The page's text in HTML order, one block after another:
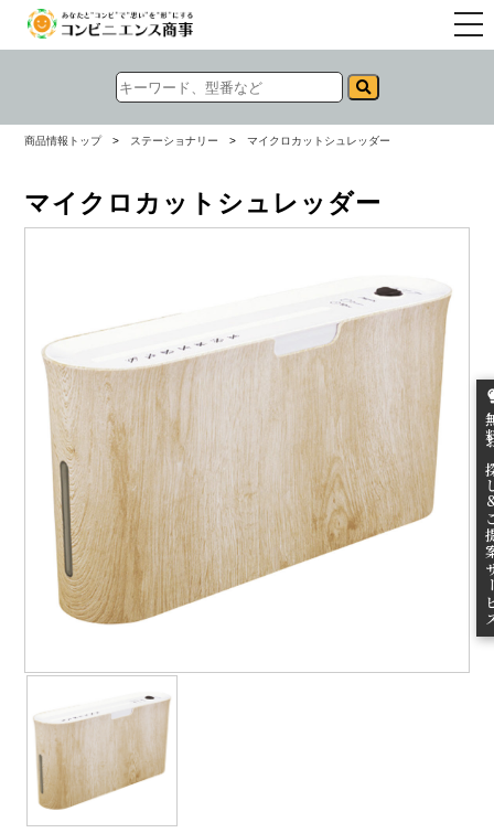
無
ご
商品情報トップ > ステーショナリー > マイクロカットシュレッダー
マイクロカットシュレッダー